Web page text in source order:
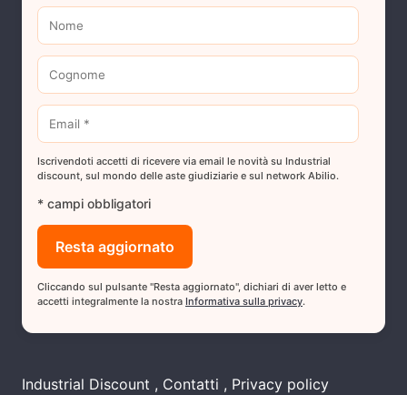
Iscrivendoti accetti di ricevere via email le novità su Industrial
discount, sul mondo delle aste giudiziarie e sul network Abilio.
* campi obbligatori
Cliccando sul pulsante "Resta aggiornato", dichiari di aver letto e
accetti integralmente la nostra Informativa sulla privacy.
Industrial Discount Contatti Privacy policy